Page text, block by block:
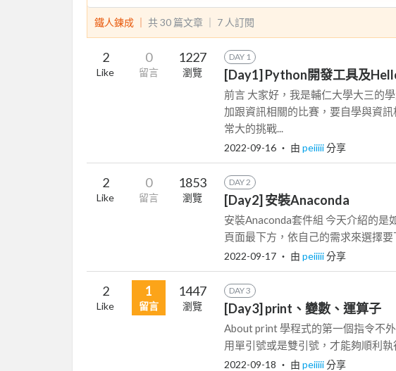
鐵人鍊成 ｜ 共 30 篇文章 ｜ 7 人訂閱
2
Like
0
留言
1227
瀏覽
DAY 1
[Day1] Python開發工具及
前言 大家好，我是輔仁大學大三的
加跟資訊相關的比賽，要自學與資
常大的挑戰...
2022-09-16 ‧ 由 peiiiii分享
2
Like
0
留言
1853
瀏覽
DAY 2
[Day2] 安裝Anaconda
安裝Anaconda套件組 今天介紹的是
頁面最下方，依自己的需求來選擇要
2022-09-17 ‧ 由 peiiiii分享
2
Like
1
留言
1447
瀏覽
DAY 3
[Day3] print、變數、運算子
About print 學程式的第一個指令不
用單引號或是雙引號，才能夠順利執
2022-09-18 ‧ 由 peiiiii分享